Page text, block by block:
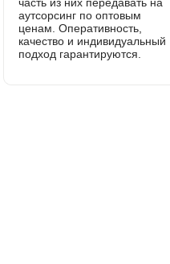
аутсорсинг по оптовым
ценам. Оперативность,
качество и индивидуальный
подход гарантируются.